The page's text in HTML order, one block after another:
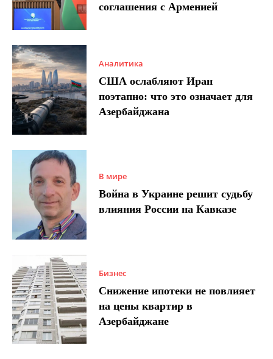
соглашения с Арменией
Аналитика
США ослабляют Иран
поэтапно: что это означает для
Азербайджана
В мире
Война в Украине решит судьбу
влияния России на Кавказе
Бизнес
Снижение ипотеки не повлияет
на цены квартир в
Азербайджане